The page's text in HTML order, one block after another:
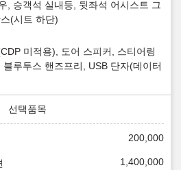
, 승객석 실내등, 뒷좌석 어시스트 그
(시트 하단)
미적용), 도어 스피커, 스티어링
루투스 핸즈프리, USB 단자(데이터
200,000
1,400,000